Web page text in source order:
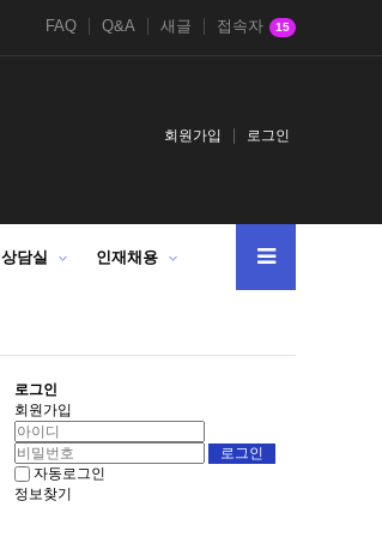
FAQ Q&A 새글 접속자 15
회원가입 로그인
상담실
인재채용
로그인
회원가입
자동로그인
정보찾기